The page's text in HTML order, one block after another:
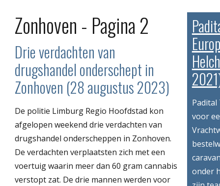
Zonhoven - Pagina 2
Drie verdachten van
drugshandel onderschept in
Zonhoven (28 augustus 2023)
De politie Limburg Regio Hoofdstad kon
afgelopen weekend drie verdachten van
drugshandel onderscheppen in Zonhoven.
De verdachten verplaatsten zich met een
voertuig waarin meer dan 60 gram cannabis
verstopt zat. De drie mannen werden voor
voor
onder